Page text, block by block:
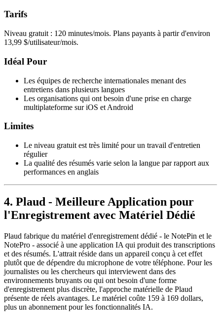
Tarifs
Niveau gratuit : 120 minutes/mois. Plans payants à partir d'environ
13,99 $/utilisateur/mois.
Idéal Pour
Les équipes de recherche internationales menant des
entretiens dans plusieurs langues
Les organisations qui ont besoin d'une prise en charge
multiplateforme sur iOS et Android
Limites
Le niveau gratuit est très limité pour un travail d'entretien
régulier
La qualité des résumés varie selon la langue par rapport aux
performances en anglais
4. Plaud - Meilleure Application pour
l'Enregistrement avec Matériel Dédié
Plaud fabrique du matériel d'enregistrement dédié - le NotePin et le
NotePro - associé à une application IA qui produit des transcriptions
et des résumés. L'attrait réside dans un appareil conçu à cet effet
plutôt que de dépendre du microphone de votre téléphone. Pour les
journalistes ou les chercheurs qui interviewent dans des
environnements bruyants ou qui ont besoin d'une forme
d'enregistrement plus discrète, l'approche matérielle de Plaud
présente de réels avantages. Le matériel coûte 159 à 169 dollars,
plus un abonnement pour les fonctionnalités IA.